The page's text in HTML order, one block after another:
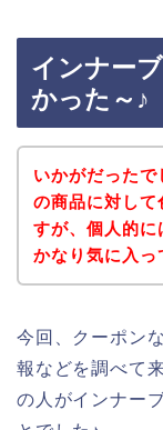
インナー
かった～♪
いかがだった
の商品に対して
すが、個人的に
かなり気に入っ
今回、クーポン
報などを調べて
の人がインナー